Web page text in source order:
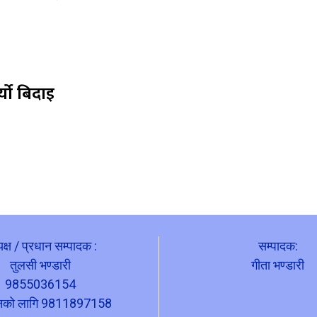
बिदाइ
/ प्रधान सम्पादक :
तुलसी भण्डारी
9855036154
लागि 9811897158
सम्पादक:
गीता भण्डारी